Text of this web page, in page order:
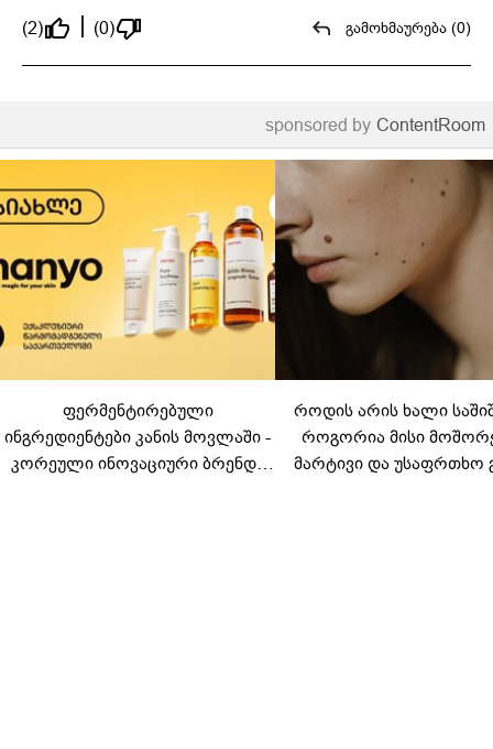
(2)
(0) გამოხმაურება (0)
sponsored by ContentRoom
ფერმენტირებული
ინგრედიენტები კანის მოვლაში -
კორეული ინოვაციური ბრენდი
როდის არის ხალი
როგორია მისი
მარტივი და უსაფრთხო